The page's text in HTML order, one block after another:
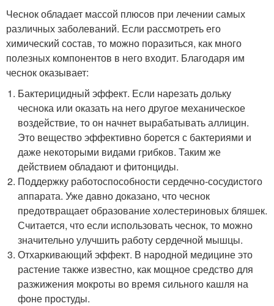
Чеснок обладает массой плюсов при лечении самых
различных заболеваний. Если рассмотреть его
химический состав, то можно поразиться, как много
полезных компонентов в него входит. Благодаря им
чеснок оказывает:
Бактерицидный эффект. Если нарезать дольку
чеснока или оказать на него другое механическое
воздействие, то он начнет вырабатывать аллицин.
Это вещество эффективно борется с бактериями и
даже некоторыми видами грибков. Таким же
действием обладают и фитонциды.
Поддержку работоспособности сердечно-сосудистого
аппарата. Уже давно доказано, что чеснок
предотвращает образование холестериновых бляшек.
Считается, что если использовать чеснок, то можно
значительно улучшить работу сердечной мышцы.
Отхаркивающий эффект. В народной медицине это
растение также известно, как мощное средство для
разжижения мокроты во время сильного кашля на
фоне простуды.